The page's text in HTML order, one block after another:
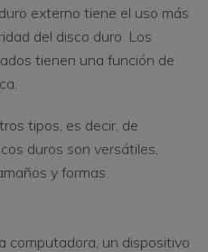
externo tiene el uso más
del disco duro. Los
tienen una función de
tipos, es decir, de
duros son versátiles,
y formas.
computadora, un dispositivo